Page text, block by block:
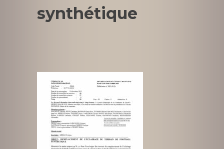
synthétique